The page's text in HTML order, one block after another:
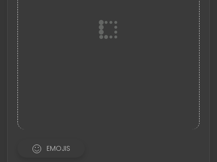
EMOJIS